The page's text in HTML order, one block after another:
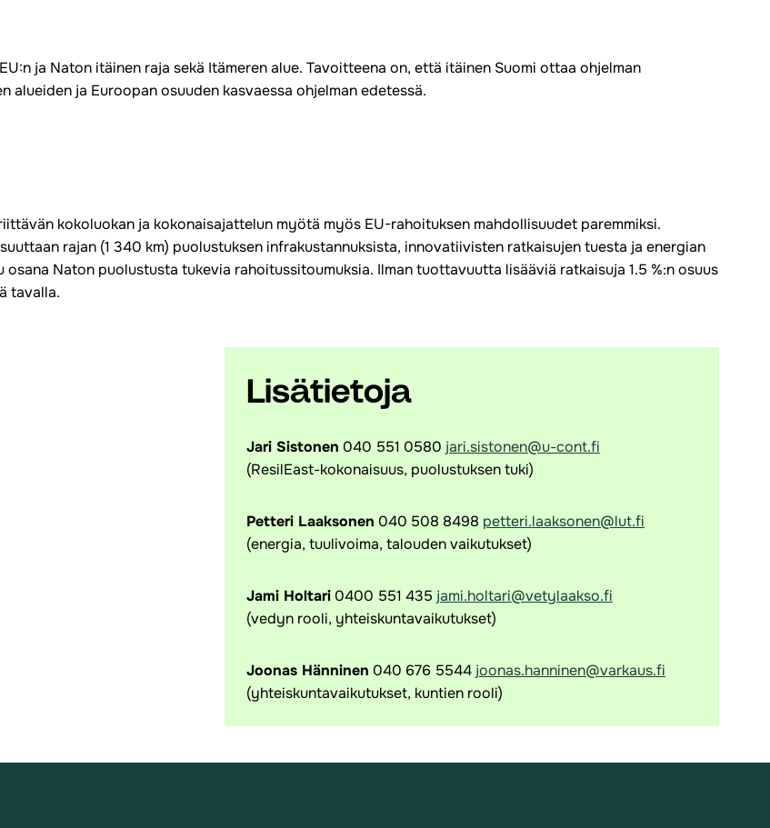
ja Naton itäinen raja sekä Itämeren alue. Tavoitteena on, että itäinen Suomi ottaa ohjelman
ja Euroopan osuuden kasvaessa ohjelman edetessä.
kokoluokan ja kokonaisajattelun myötä myös EU-rahoituksen mahdollisuudet paremmiksi.
rajan (1 340 km) puolustuksen infrakustannuksista, innovatiivisten ratkaisujen tuesta ja energian
Naton puolustusta tukevia rahoitussitoumuksia. Ilman tuottavuutta lisääviä ratkaisuja 1.5 %:n osuus
tavalla.
Lisätietoja
Jari Sistonen 040 551 0580 jari.sistonen@u-cont.fi
(ResilEast-kokonaisuus, puolustuksen tuki)
Petteri Laaksonen 040 508 8498 petteri.laaksonen@lut.fi
(energia, tuulivoima, talouden vaikutukset)
Jami Holtari 0400 551 435 jami.holtari@vetylaakso.fi
(vedyn rooli, yhteiskuntavaikutukset)
Joonas Hänninen 040 676 5544 joonas.hanninen@varkaus.fi
(yhteiskuntavaikutukset, kuntien rooli)